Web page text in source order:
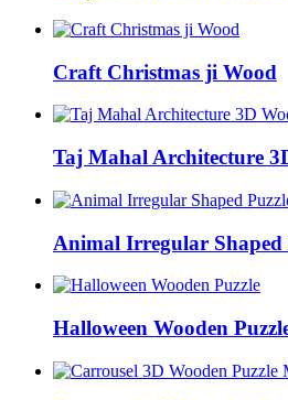
Craft Christmas ji Wood
Taj Mahal Architecture
Animal Irregular Shaped
Halloween Wooden